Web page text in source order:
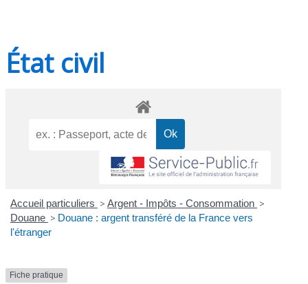
État civil
Accueil particuliers > Argent - Impôts - Consommation >
Douane > Douane : argent transféré de la France vers
l'étranger
Fiche pratique